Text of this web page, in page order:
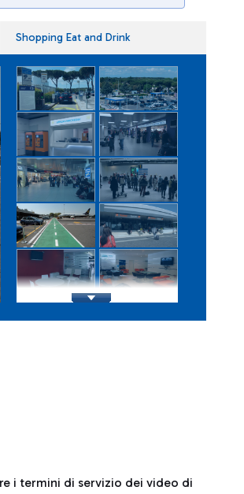
Shopping Eat and Drink
i termini di servizio dei video di